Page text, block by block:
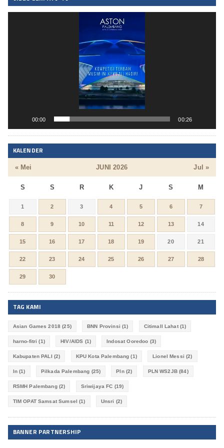
00:00 00:26
KALENDER
JUNI 2026
S S R K J S M
« Mei Jul »
1 2 3 4 5 6 7
8 9 10 11 12 13 14
15 16 17 18 19 20 21
22 23 24 25 26 27 28
29 30
TAG KAMI
Asian Games 2018 (25) BNN Provinsi (1) Citimall Lahat(1)
harno-fitri (1) HIV/AIDS (1) Indosat Ooredoo (3)
Kabupaten PALI (2) KPU Kota Palembang (1) Lionel Messi (2)
ln (1) Pilkada Palembang (25) Pln(2) PLN WS2JB(84)
RSMH Palembang(2) Sriwijaya FC (19)
TIM OPAT Samsat Sumsel (1) Unsri (2)
BANNER PARTNERSHIP